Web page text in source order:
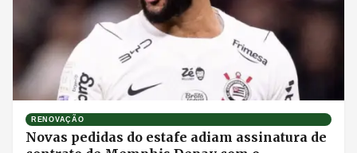
RENOVAÇÃO
Novas pedidas do estafe adiam assinatura de